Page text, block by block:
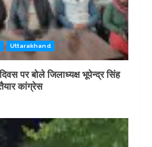
Uttarakhand
पर बोले जिलाध्यक्ष भूपेन्द्र सिंह
कांग्रेस